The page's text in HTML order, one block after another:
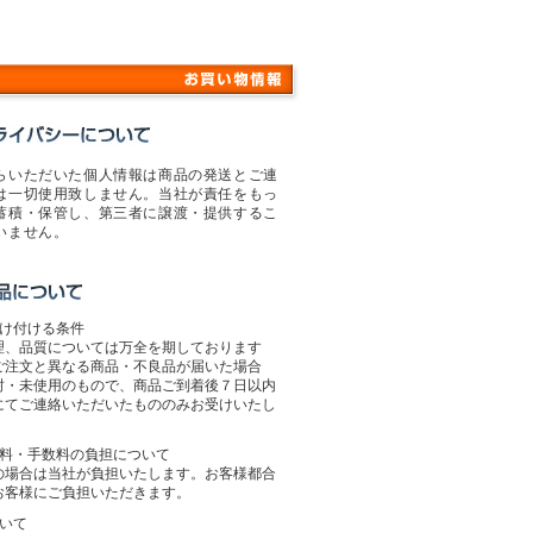
いただいた個人情報は商品の発送とご連
一切使用致しません。当社が責任をもっ
積・保管し、第三者に譲渡・提供するこ
ません。
付ける条件
、品質については万全を期しております
注文と異なる商品・不良品が届いた場合
・未使用のもので、商品ご到着後７日以内
てご連絡いただいたもののみお受けいたし
・手数料の負担について
場合は当社が負担いたします。お客様都合
様にご負担いただきます。
て